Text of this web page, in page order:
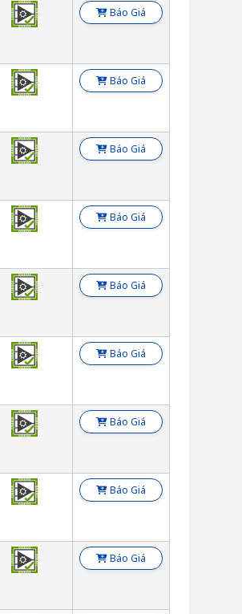
Báo Giá
Báo Giá
Báo Giá
Báo Giá
Báo Giá
Báo Giá
Báo Giá
Báo Giá
Báo Giá